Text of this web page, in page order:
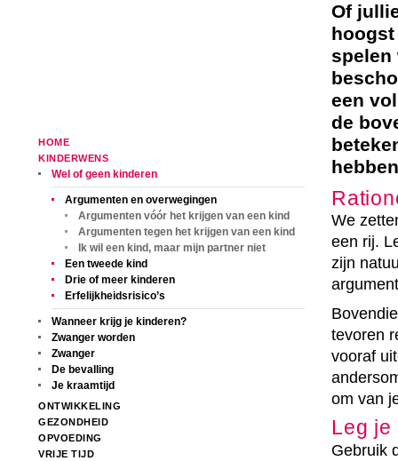
HOME
KINDERWENS
Wel of geen kinderen
Argumenten en overwegingen
Argumenten vóór het krijgen van een kind
Argumenten tegen het krijgen van een kind
Ik wil een kind, maar mijn partner niet
Een tweede kind
Drie of meer kinderen
Erfelijkheidsrisico’s
Wanneer krijg je kinderen?
Zwanger worden
Zwanger
De bevalling
Je kraamtijd
ONTWIKKELING
GEZONDHEID
OPVOEDING
VRIJE TIJD
Of
hoogst
spelen
een
de
We
een rij.
zijn
tevoren
vooraf
om van
Leg je
Gebruik